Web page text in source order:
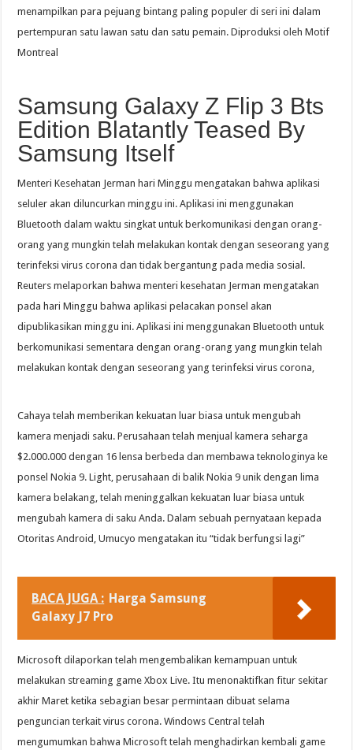
menampilkan para pejuang bintang paling populer di seri ini dalam
pertempuran satu lawan satu dan satu pemain. Diproduksi oleh Motif
Montreal
Samsung Galaxy Z Flip 3 Bts
Edition Blatantly Teased By
Samsung Itself
Menteri Kesehatan Jerman hari Minggu mengatakan bahwa aplikasi
seluler akan diluncurkan minggu ini. Aplikasi ini menggunakan
Bluetooth dalam waktu singkat untuk berkomunikasi dengan orang-
orang yang mungkin telah melakukan kontak dengan seseorang yang
terinfeksi virus corona dan tidak bergantung pada media sosial.
Reuters melaporkan bahwa menteri kesehatan Jerman mengatakan
pada hari Minggu bahwa aplikasi pelacakan ponsel akan
dipublikasikan minggu ini. Aplikasi ini menggunakan Bluetooth untuk
berkomunikasi sementara dengan orang-orang yang mungkin telah
melakukan kontak dengan seseorang yang terinfeksi virus corona,
Cahaya telah memberikan kekuatan luar biasa untuk mengubah
kamera menjadi saku. Perusahaan telah menjual kamera seharga
$2.000.000 dengan 16 lensa berbeda dan membawa teknologinya ke
ponsel Nokia 9. Light, perusahaan di balik Nokia 9 unik dengan lima
kamera belakang, telah meninggalkan kekuatan luar biasa untuk
mengubah kamera di saku Anda. Dalam sebuah pernyataan kepada
Otoritas Android, Umucyo mengatakan itu “tidak berfungsi lagi”
BACA JUGA : Harga Samsung
Galaxy J7 Pro
Microsoft dilaporkan telah mengembalikan kemampuan untuk
melakukan streaming game Xbox Live. Itu menonaktifkan fitur sekitar
akhir Maret ketika sebagian besar permintaan dibuat selama
penguncian terkait virus corona. Windows Central telah
mengumumkan bahwa Microsoft telah menghadirkan kembali game